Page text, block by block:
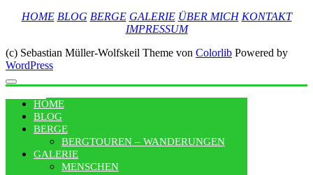
HOME BLOG BERGE GALERIE ÜBER MICH KONTAKT
IMPRESSUM
(c) Sebastian Müller-Wolfskeil Theme von Colorlib Powered by
WordPress
HOME
BLOG
BERGE
BERGTOUREN – WANDERUNGEN
GALERIE
MENSCHEN